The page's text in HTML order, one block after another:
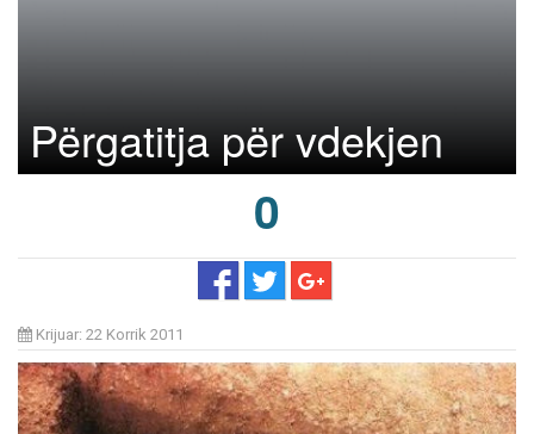
Përgatitja për vdekjen
0
Krijuar: 22 Korrik 2011